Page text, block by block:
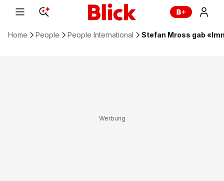
Home People People International Stefan Mross gab